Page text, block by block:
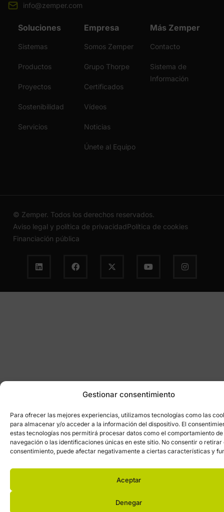
Gestionar consentimiento
Para ofrecer las mejores experiencias, utilizamos tecnologías como las
para almacenar y/o acceder a la información del dispositivo. El
estas tecnologías nos permitirá procesar datos como el comportamiento de
navegación o las identificaciones únicas en este sitio. No consentir o retirar
consentimiento, puede afectar negativamente a ciertas características y
Aceptar
Denegar
info@zemper.com
Soluciones
Sistemas
Productos
Proyectos
Sostenibilidad
Servicios
Empresa
Somos Zemper
Grupo Thorpe
Certificados
Vídeos
Noticias
Únete al Equipo
Más Zemper
Contacto
Sistema de
Información
© Zemper. Todos los derechos reservados.
Aviso legal y política de privacidadPolítica de cookies
Financiación pública